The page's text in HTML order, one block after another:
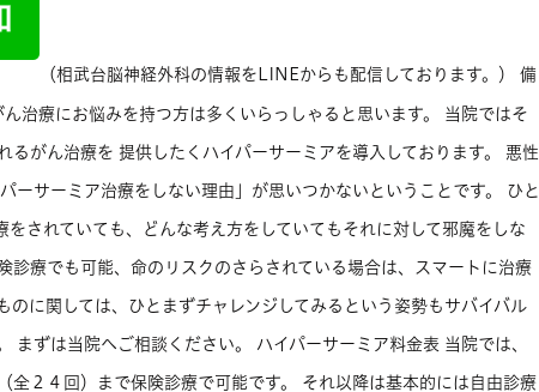
（相武台脳神経外科の情報をLINEからも配信しております。） 備
療にお悩みを持つ方は多くいらっしゃると思います。 当院ではそ
るがん治療を 提供したくハイパーサーミアを導入しております。 悪性
ーサーミア治療をしない理由」が思いつかないということです。 ひと
されていても、どんな考え方をしていてもそれに対して邪魔をしな
診療でも可能、命のリスクのさらされている場合は、スマートに治療
のに関しては、ひとまずチャレンジしてみるという姿勢もサバイバル
まずは当院へご相談ください。 ハイパーサーミア料金表 当院では、
全２４回）まで保険診療で可能です。 それ以降は基本的には自由診療